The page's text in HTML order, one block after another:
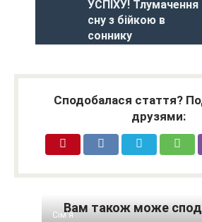
УСПІХУ! Тлумачення
сну з бійкою в
соннику
Сподобалася стаття?
друзями:
Вам також може
Сім'я